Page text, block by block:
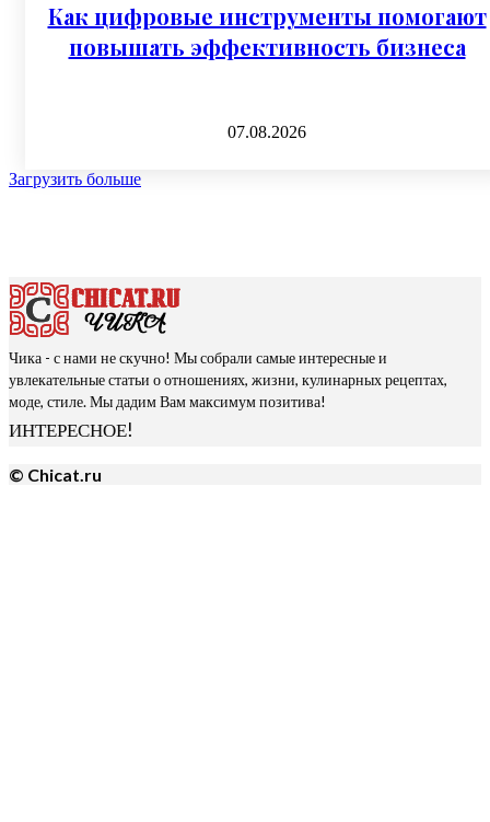
Как цифровые инструменты помогают
повышать эффективность бизнеса
07.08.2026
Загрузить больше
Чика - с нами не скучно! Мы собрали самые интересные и
увлекательные статьи о отношениях, жизни, кулинарных рецептах,
моде, стиле. Мы дадим Вам максимум позитива!
ИНТЕРЕСНОЕ!
© Chicat.ru